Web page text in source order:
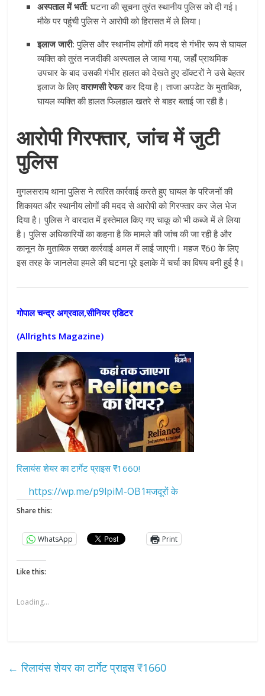
अस्पताल में भर्ती: घटना की सूचना तुरंत स्थानीय पुलिस को दी गई।
मौके पर पहुंची पुलिस ने आरोपी को हिरासत में ले लिया।
इलाज जारी: पुलिस और स्थानीय लोगों की मदद से गंभीर रूप से घायल
व्यक्ति को तुरंत नजदीकी अस्पताल ले जाया गया, जहाँ प्राथमिक
उपचार के बाद उसकी गंभीर हालत को देखते हुए डॉक्टरों ने उसे बेहतर
इलाज के लिएवाराणसी रेफरकर दिया है। ताजा अपडेट के मुताबिक,
घायल व्यक्ति की हालत फिलहाल खतरे से बाहर बताई जा रही है।
आरोपी गिरफ्तार, जांच में जुटी
पुलिस
मुगलसराय थाना पुलिस ने त्वरित कार्रवाई करते हुए घायल के परिजनों की
शिकायत और स्थानीय लोगों की मदद से आरोपी को गिरफ्तार कर जेल भेज
दिया है। पुलिस ने वारदात में इस्तेमाल किए गए चाकू को भी कब्जे में ले लिया
है। पुलिस अधिकारियों का कहना है कि मामले की जांच की जा रही है और
कानून के मुताबिक सख्त कार्रवाई अमल में लाई जाएगी। महज ₹60 के लिए
इस तरह के जानलेवा हमले की घटना पूरे इलाके में चर्चा का विषय बनी हुई है।
गोपाल चन्द्र अग्रवाल,सीनियर एडिटर
(Allrights Magazine)
रिलायंस शेयर का टार्गेट प्राइस ₹1660!
https://wp.me/p9lpiM-OB1मजदूरों के
Share this:
WhatsApp Print
Like this:
Loading...
← रिलायंस शेयर का टार्गेट प्राइस ₹1660